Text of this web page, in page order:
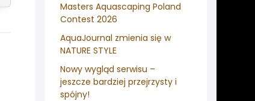
Masters Aquascaping Poland
Contest 2026
AquaJournal zmienia się w
NATURE STYLE
Nowy wygląd serwisu –
jeszcze bardziej przejrzysty i
spójny!